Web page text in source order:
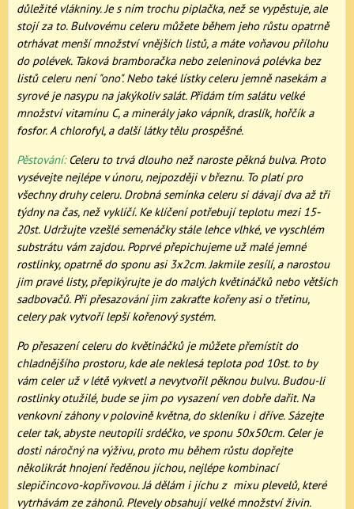
důležité vlákniny. Je s ním trochu piplačka, než se vypěstuje, ale
stojí za to. Bulvovému celeru můžete během jeho růstu opatrně
otrhávat menší množství vnějších listů, a máte voňavou přílohu
do polévek. Taková bramboračka nebo zeleninová polévka bez
listů celeru není "ono". Nebo také lístky celeru jemně nasekám a
syrové je nasypu na jakýkoliv salát. Přidám tím salátu velké
množství vitamínu C, a minerály jako vápník, draslík, hořčík a
fosfor. A chlorofyl, a další látky tělu prospěšné.
Pěstování:Celeru to trvá dlouho než naroste pěkná bulva. Proto
vysévejte nejlépe v únoru, nejpozději v březnu. To platí pro
všechny druhy celeru. Drobná semínka celeru si dávají dva až tři
týdny na čas, než vyklíčí. Ke klíčení potřebují teplotu mezi 15-
20st. Udržujte vzešlé semenáčky stále lehce vlhké, ve vyschlém
substrátu vám zajdou. Poprvé přepichujeme už malé jemné
rostlinky, opatrně do sponu asi 3x2cm. Jakmile zesílí, a narostou
jim pravé listy, přepikýrujte je do malých květináčků nebo větších
sadbovačů. Při přesazování jim zakraťte kořeny asi o třetinu,
celery pak vytvoří lepší kořenový systém.
Po přesazení celeru do květináčků je můžete přemístit do
chladnějšího prostoru, kde ale neklesá teplota pod 10st. to by
vám celer už v létě vykvetl a nevytvořil pěknou bulvu. Budou-li
rostlinky otužilé, bude se jim po vysazení ven dobře dařit. Na
venkovní záhony v polovině května, do skleníku i dříve. Sázejte
celer tak, abyste neutopili srdéčko, ve sponu 50x50cm. Celer je
dosti náročný na výživu, proto mu během růstu dopřejte
několikrát hnojení ředěnou jíchou, nejlépe kombinací
slepičincovo-kopřivovou. Já dělám i jíchu z mixu plevelů, které
vytrhávám ze záhonů. Plevely obsahují velké množství živin.